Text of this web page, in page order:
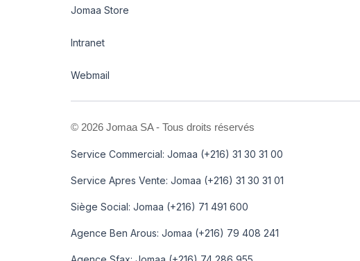
Jomaa Store
Intranet
Webmail
© 2026 Jomaa SA - Tous droits réservés
Service Commercial: Jomaa (+216) 31 30 31 00
Service Apres Vente: Jomaa (+216) 31 30 31 01
Siège Social: Jomaa (+216) 71 491 600
Agence Ben Arous: Jomaa (+216) 79 408 241